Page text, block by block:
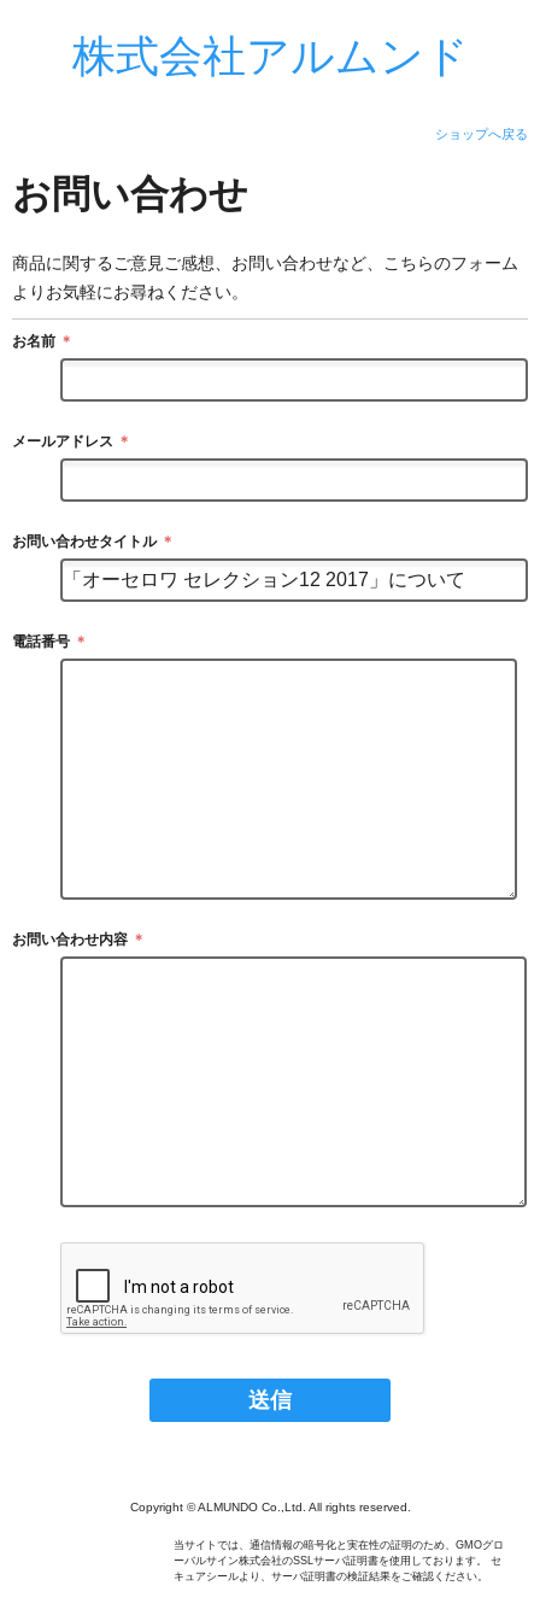
株式会社アルムンド
ショップへ戻る
お問い合わせ
商品に関するご意見ご感想、お問い合わせなど、こちらのフォーム
よりお気軽にお尋ねください。
お名前 ＊
メールアドレス ＊
お問い合わせタイトル ＊
電話番号 ＊
お問い合わせ内容 ＊
Copyright © ALMUNDO Co.,Ltd. All rights reserved.
当サイトでは、通信情報の暗号化と実在性の証明のため、GMOグロ
ーバルサイン株式会社のSSLサーバ証明書を使用しております。 セ
キュアシールより、サーバ証明書の検証結果をご確認ください。